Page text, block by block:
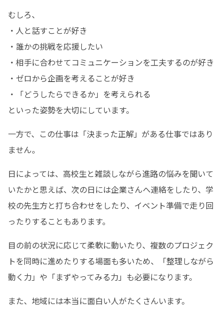
むしろ、
・人と話すことが好き
・誰かの挑戦を応援したい
・相手に合わせてコミュニケーションを工夫するのが好き
・ゼロから企画を考えることが好き
・「どうしたらできるか」を考えられる
といった姿勢を大切にしています。
一方で、この仕事は「決まった正解」がある仕事ではあり
ません。
日によっては、高校生と雑談しながら進路の悩みを聞いて
いたかと思えば、次の日には企業さんへ連絡をしたり、学
校の先生方と打ち合わせをしたり、イベント準備で走り回
ったりすることもあります。
目の前の状況に応じて柔軟に動いたり、複数のプロジェク
トを同時に進めたりする場面も多いため、「整理しながら
動く力」や「まずやってみる力」も必要になります。
また、地域には本当に面白い人がたくさんいます。